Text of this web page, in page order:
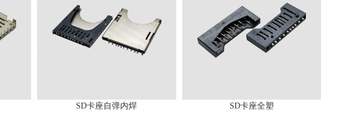
SD卡座自弹内焊 SD卡座全塑